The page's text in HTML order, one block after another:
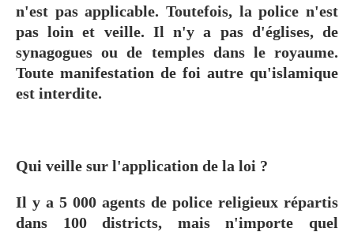
n'est pas applicable. Toutefois, la police n'est
pas loin et veille. Il n'y a pas d'églises, de
synagogues ou de temples dans le royaume.
Toute manifestation de foi autre qu'islamique
est interdite.
Qui veille sur l'application de la loi ?
Il y a 5 000 agents de police religieux répartis
dans 100 districts, mais n'importe quel